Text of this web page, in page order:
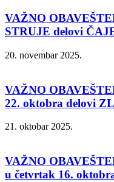
VAŽNO
STRUJE delovi
20. novembar 2025.
VAŽNO
22. oktobra delovi
21. oktobar 2025.
VAŽNO
u četvrtak 16.